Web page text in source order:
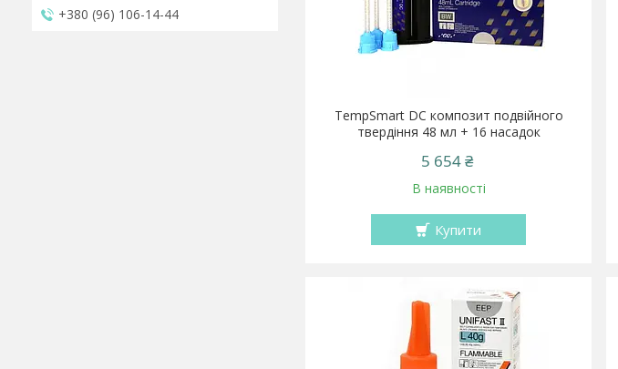
TempSmart DC композит подвійного
твердіння 48 мл + 16 насадок
5 654 ₴
В наявності
Купити
+380 (96) 106-14-44